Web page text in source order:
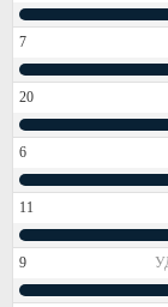
7
20
6
11
9